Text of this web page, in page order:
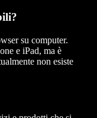
su computer.
e iPad, ma è
non esiste